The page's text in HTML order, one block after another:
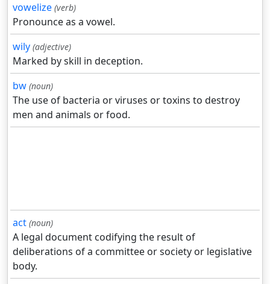
vowelize (verb)
Pronounce as a vowel.
wily (adjective)
Marked by skill in deception.
bw (noun)
The use of bacteria or viruses or toxins to destroy
men and animals or food.
act (noun)
A legal document codifying the result of
deliberations of a committee or society or legislative
body.